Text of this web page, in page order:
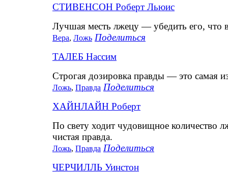
СТИВЕНСОН Роберт Льюис
Лучшая месть лжецу — убедить его, что
Вера, Ложь Поделиться
ТАЛЕБ Нассим
Строгая дозировка правды — это самая
Ложь, Правда Поделиться
ХАЙНЛАЙН Роберт
По свету ходит чудовищное количество
чистая правда.
Ложь, Правда Поделиться
ЧЕРЧИЛЛЬ Уинстон